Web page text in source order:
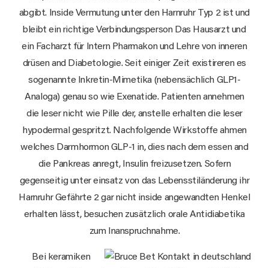
abgibt. Inside Vermutung unter den Harnruhr Typ 2 ist und
bleibt ein richtige Verbindungsperson Das Hausarzt und
ein Facharzt für Intern Pharmakon und Lehre von inneren
drüsen and Diabetologie. Seit einiger Zeit existireren es
sogenannte Inkretin-Mimetika (nebensächlich GLP1-
Analoga) genau so wie Exenatide. Patienten annehmen
die leser nicht wie Pille der, anstelle erhalten die leser
hypodermal gespritzt. Nachfolgende Wirkstoffe ahmen
welches Darmhormon GLP-1 in, dies nach dem essen and
die Pankreas anregt, Insulin freizusetzen. Sofern
gegenseitig unter einsatz von das Lebensstiländerung ihr
Harnruhr Gefährte 2 gar nicht inside angewandten Henkel
erhalten lässt, besuchen zusätzlich orale Antidiabetika
zum Inanspruchnahme.
Bei keramiken